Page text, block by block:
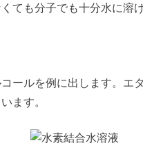
ても分子でも十分水に溶
ールを例に出します。エ
ます。